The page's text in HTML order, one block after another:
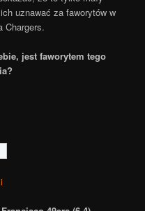
uznawać za faworytów w
Chargers.
jest faworytem tego